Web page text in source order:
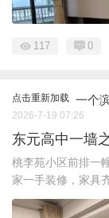
117 0
点击重新加载 一个
2026-7-19 07:26
东元高中一墙
桃李苑小区前排一
家一手装修，家具